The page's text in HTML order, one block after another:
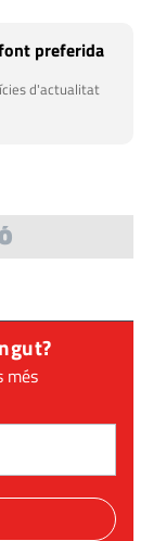
preferida
d'actualitat
més